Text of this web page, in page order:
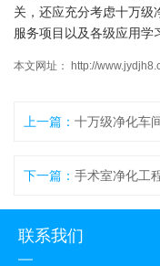
关，还应充分考虑十万级
服务项目以及各级应用学
本文网址： http://
上一篇：
下一篇：
联系我们